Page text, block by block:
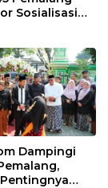
Sosialisasi
Dampingi